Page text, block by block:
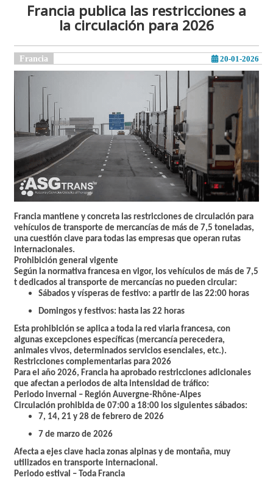
Francia publica las restricciones a
la circulación para 2026
Francia 20-01-2026
Francia mantiene y concreta las restricciones de circulación para
vehículos de transporte de mercancías de más de 7,5 toneladas,
una cuestión clave para todas las empresas que operan rutas
internacionales.
Prohibición general vigente
Según la normativa francesa en vigor, los vehículos de más de 7,5
t dedicados al transporte de mercancías no pueden circular:
Sábados y vísperas de festivo: a partir de las 22:00 horas
Domingos y festivos: hasta las 22 horas
Esta prohibición se aplica a toda la red viaria francesa, con
algunas excepciones específicas (mercancía perecedera,
animales vivos, determinados servicios esenciales, etc.).
Restricciones complementarias para 2026
Para el año 2026, Francia ha aprobado restricciones adicionales
que afectan a periodos de alta intensidad de tráfico:
Periodo invernal – Región Auvergne-Rhône-Alpes
Circulación prohibida de 07:00 a 18:00 los siguientes sábados:
7, 14, 21 y 28 de febrero de 2026
7 de marzo de 2026
Afecta a ejes clave hacia zonas alpinas y de montaña, muy
utilizados en transporte internacional.
Periodo estival – Toda Francia